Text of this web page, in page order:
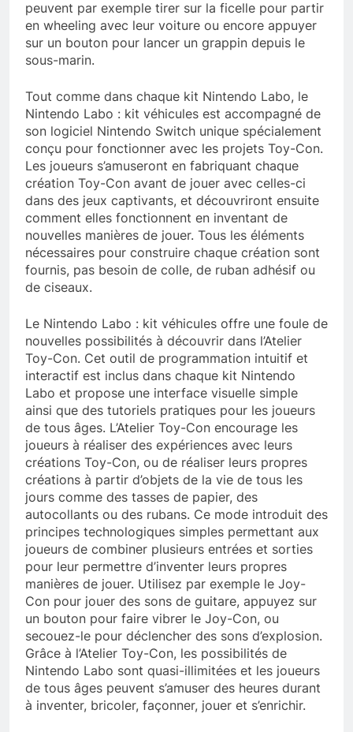
peuvent par exemple tirer sur la ficelle pour partir
en wheeling avec leur voiture ou encore appuyer
sur un bouton pour lancer un grappin depuis le
sous-marin.
Tout comme dans chaque kit Nintendo Labo, le
Nintendo Labo : kit véhicules est accompagné de
son logiciel Nintendo Switch unique spécialement
conçu pour fonctionner avec les projets Toy-Con.
Les joueurs s’amuseront en fabriquant chaque
création Toy-Con avant de jouer avec celles-ci
dans des jeux captivants, et découvriront ensuite
comment elles fonctionnent en inventant de
nouvelles manières de jouer. Tous les éléments
nécessaires pour construire chaque création sont
fournis, pas besoin de colle, de ruban adhésif ou
de ciseaux.
Le Nintendo Labo : kit véhicules offre une foule de
nouvelles possibilités à découvrir dans l’Atelier
Toy-Con. Cet outil de programmation intuitif et
interactif est inclus dans chaque kit Nintendo
Labo et propose une interface visuelle simple
ainsi que des tutoriels pratiques pour les joueurs
de tous âges. L’Atelier Toy-Con encourage les
joueurs à réaliser des expériences avec leurs
créations Toy-Con, ou de réaliser leurs propres
créations à partir d’objets de la vie de tous les
jours comme des tasses de papier, des
autocollants ou des rubans. Ce mode introduit des
principes technologiques simples permettant aux
joueurs de combiner plusieurs entrées et sorties
pour leur permettre d’inventer leurs propres
manières de jouer. Utilisez par exemple le Joy-
Con pour jouer des sons de guitare, appuyez sur
un bouton pour faire vibrer le Joy-Con, ou
secouez-le pour déclencher des sons d’explosion.
Grâce à l’Atelier Toy-Con, les possibilités de
Nintendo Labo sont quasi-illimitées et les joueurs
de tous âges peuvent s’amuser des heures durant
à inventer, bricoler, façonner, jouer et s’enrichir.